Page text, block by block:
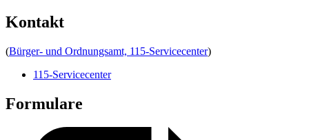
Kontakt
(Bürger- und Ordnungsamt, 115-Servicecenter)
115-Servicecenter
Formulare